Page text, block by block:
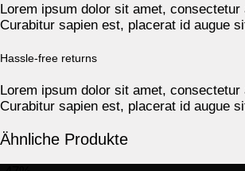
Lorem ipsum dolor sit amet, consectetur
Curabitur sapien est, placerat id augue
Hassle-free returns
Lorem ipsum dolor sit amet,
Curabitur sapien est, placerat id augue
Ähnliche Produkte